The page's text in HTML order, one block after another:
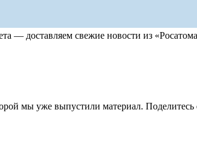
— доставляем свежие новости из
мы уже выпустили материал.